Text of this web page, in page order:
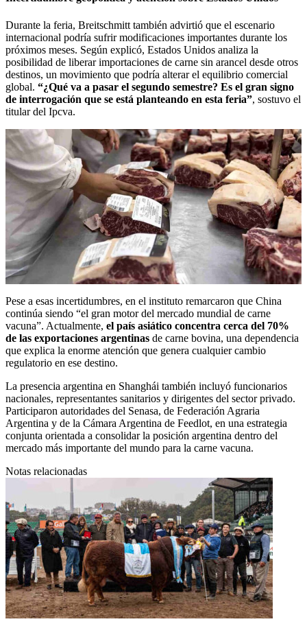
Durante la feria, Breitschmitt también advirtió que el escenario
internacional podría sufrir modificaciones importantes durante los
próximos meses. Según explicó, Estados Unidos analiza la
posibilidad de liberar importaciones de carne sin arancel desde otros
destinos, un movimiento que podría alterar el equilibrio comercial
global. “¿Qué va a pasar el segundo semestre? Es el gran signo
de interrogación que se está planteando en esta feria”, sostuvo el
titular del Ipcva.
Pese a esas incertidumbres, en el instituto remarcaron que China
continúa siendo “el gran motor del mercado mundial de carne
vacuna”. Actualmente, el país asiático concentra cerca del 70%
de las exportaciones argentinas de carne bovina, una dependencia
que explica la enorme atención que genera cualquier cambio
regulatorio en ese destino.
La presencia argentina en Shanghái también incluyó funcionarios
nacionales, representantes sanitarios y dirigentes del sector privado.
Participaron autoridades del Senasa, de Federación Agraria
Argentina y de la Cámara Argentina de Feedlot, en una estrategia
conjunta orientada a consolidar la posición argentina dentro del
mercado más importante del mundo para la carne vacuna.
Notas relacionadas